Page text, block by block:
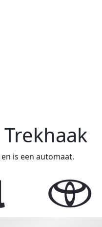
en is een automaat.